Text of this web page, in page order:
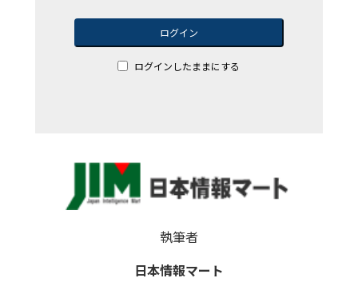
ログイン
ログインしたままにする
執筆者
日本情報マート